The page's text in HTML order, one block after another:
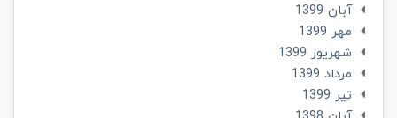
آبان 1399
مهر 1399
شهریور 1399
مرداد 1399
تير 1399